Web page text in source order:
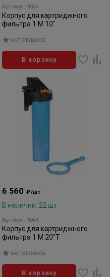
Артикул: 9054
Корпус для картриджного
фильтра 1 М 10"
нет отзывов
В корзину
6 560 ₽/шт
В наличии: 22 шт
Артикул: 9061
Корпус для картриджного
фильтра 1 М 20"Т
нет отзывов
В корзину